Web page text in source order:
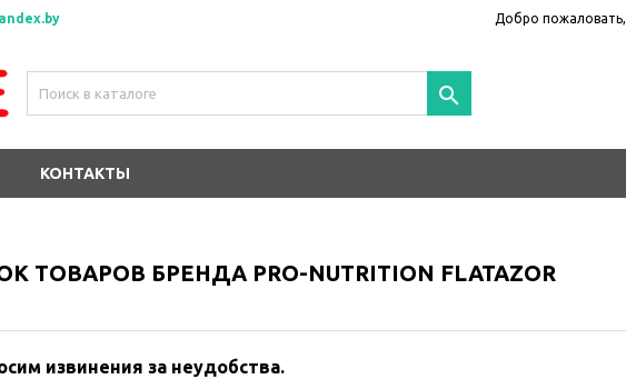
Добро пожаловать,

КОНТАКТЫ
ТОВАРОВ БРЕНДА PRO-NUTRITION FLATAZOR
извинения за неудобства.